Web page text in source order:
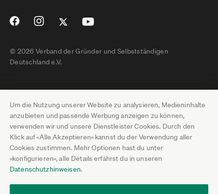
Um die Nutzung unserer Website zu analysieren, Medieninhalte
anzubieten und passende Werbung anzeigen zu können,
verwenden wir und unsere Dienstleister Cookies. Durch den
Klick auf «Alle Akzeptieren» kannst du der Verwendung aller
Cookies zustimmen. Mehr Optionen hast du unter
«konfigurieren», alle Details erfährst du in unseren
Datenschutzhinweisen.
© 2026 Verband der Gründer und Selbstständigen
Deutschland e.V.
Impressum
Datenschutz
Pressebereich
Jobs